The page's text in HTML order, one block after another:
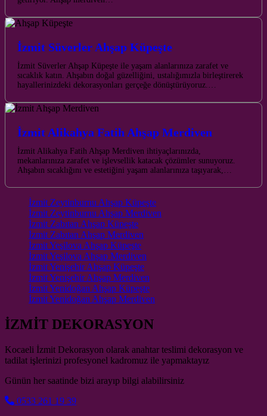
İzmit Süverler Ahşap Küpeşte
İzmit Süverler Ahşap Küpeşte ile yaşam alanlarınıza zarafet ve
sıcaklık katın. Ahşabın doğal güzelliğini, ustalığımızla birleştirerek
hayallerinizdeki dekorasyonları gerçeğe dönüştürüyoruz.…
İzmit Alikahya Fatih Ahşap Merdiven
İzmit Alikahya Fatih Ahşap Merdiven ihtiyaçlarınızda,
mekanlarınıza zarafet ve işlevsellik katacak çözümler sunuyoruz.
Ahşabın sıcaklığını ve estetiğini yaşam alanlarınıza taşıyarak,…
İzmit Zeytinburnu Ahşap Küpeşte
İzmit Zeytinburnu Ahşap Merdiven
İzmit Zabıtan Ahşap Küpeşte
İzmit Zabıtan Ahşap Merdiven
İzmit Yeşilova Ahşap Küpeşte
İzmit Yeşilova Ahşap Merdiven
İzmit Yenişehir Ahşap Küpeşte
İzmit Yenişehir Ahşap Merdiven
İzmit Yenidoğan Ahşap Küpeşte
İzmit Yenidoğan Ahşap Merdiven
İZMİT DEKORASYON
Kocaeli İzmit Dekorasyon olarak anahtar teslimi dekorasyon ve
tadilat işlerinizi profesyonel kadromuz ile yapmaktayız
Günün her saatinde bizi arayıp bilgi alabilirsiniz
0533 261 19 39